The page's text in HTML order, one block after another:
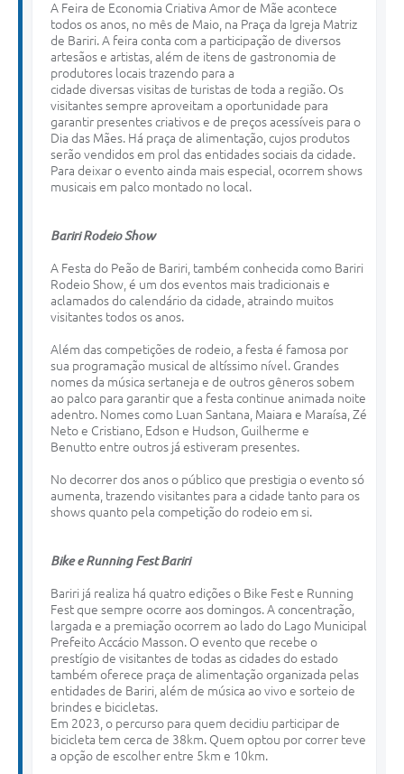
A Feira de Economia Criativa Amor de Mãe acontece
todos os anos, no mês de Maio, na Praça da Igreja Matriz
de Bariri. A feira conta com a participação de diversos
artesãos e artistas, além de itens de gastronomia de
produtores locais trazendo para a
cidade diversas visitas de turistas de toda a região. Os
visitantes sempre aproveitam a oportunidade para
garantir presentes criativos e de preços acessíveis para o
Dia das Mães. Há praça de alimentação, cujos produtos
serão vendidos em prol das entidades sociais da cidade.
Para deixar o evento ainda mais especial, ocorrem shows
musicais em palco montado no local.
Bariri RodeioShow
A Festa do Peão de Bariri, também conhecida como Bariri
Rodeio Show, é um dos eventos mais tradicionais e
aclamados do calendário da cidade, atraindo muitos
visitantes todos os anos.
Além das competições de rodeio, a festa é famosa por
sua programação musical de altíssimo nível. Grandes
nomes da música sertaneja e de outros gêneros sobem
ao palco para garantir que a festa continue animada noite
adentro. Nomes como Luan Santana, Maiara e Maraísa, Zé
Neto e Cristiano, Edson e Hudson, Guilherme e
Benutto entre outros já estiveram presentes.
No decorrer dos anos o público que prestigia o evento só
aumenta, trazendo visitantes para a cidade tanto para os
shows quanto pela competição do rodeio em si.
Bike e Running FestBariri
Bariri já realiza há quatro edições o Bike Fest e Running
Fest que sempre ocorre aos domingos. A concentração,
largada e a premiação ocorrem ao lado do Lago Municipal
Prefeito Accácio Masson. O evento que recebe o
prestígio de visitantes de todas as cidades do estado
também oferece praça de alimentação organizada pelas
entidades de Bariri, além de música ao vivo e sorteio de
brindes e bicicletas.
Em 2023, o percurso para quem decidiu participar de
bicicleta tem cerca de 38km. Quem optou por correr teve
a opção de escolher entre 5km e 10km.